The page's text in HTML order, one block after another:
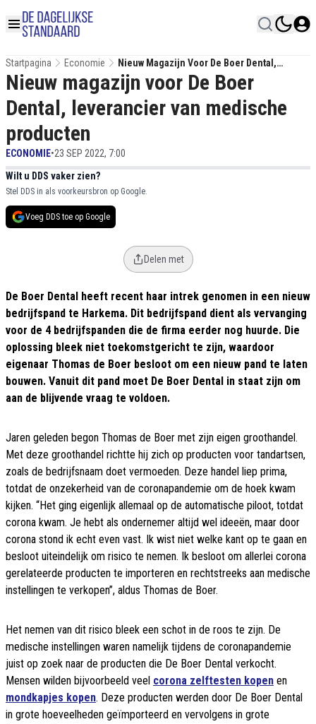
Startpagina Economie
Nieuw Magazijn Voor De Boer Dental,
Leverancier Van Medische Producten
Nieuw magazijn voor De Boer
Dental, leverancier van medische
producten
ECONOMIE•23 SEP 2022, 7:00
Wilt u DDS vaker zien?
Stel DDS in als voorkeursbron op Google.
Voeg DDS toe op Google
Delen met
De Boer Dental heeft recent haar intrek genomen in een nieuw
bedrijfspand te Harkema. Dit bedrijfspand dient als vervanging
voor de 4 bedrijfspanden die de firma eerder nog huurde. Die
oplossing bleek niet toekomstgericht te zijn, waardoor
eigenaar Thomas de Boer besloot om een nieuw pand te laten
bouwen. Vanuit dit pand moet De Boer Dental in staat zijn om
aan de blijvende vraag te voldoen.
Jaren geleden begon Thomas de Boer met zijn eigen groothandel.
Met deze groothandel richtte hij zich op producten voor tandartsen,
zoals de bedrijfsnaam doet vermoeden. Deze handel liep prima,
totdat de onzekerheid van de coronapandemie om de hoek kwam
kijken. “Het ging eigenlijk allemaal op de automatische piloot, totdat
corona kwam. Je hebt als ondernemer altijd wel ideeën, maar door
corona stond ik echt even vast. Ik wist niet welke kant op te gaan en
besloot uiteindelijk om risico te nemen. Ik besloot om allerlei corona
gerelateerde producten te importeren en rechtstreeks aan medische
instellingen te verkopen”, aldus Thomas de Boer.
Het nemen van dit risico bleek een schot in de roos te zijn. De
medische instellingen waren namelijk tijdens de coronapandemie
juist op zoek naar de producten die De Boer Dental verkocht.
Mensen wilden bijvoorbeeld veel corona zelftesten kopen en
mondkapjes kopen. Deze producten werden door De Boer Dental
in grote hoeveelheden geïmporteerd en vervolgens in grote